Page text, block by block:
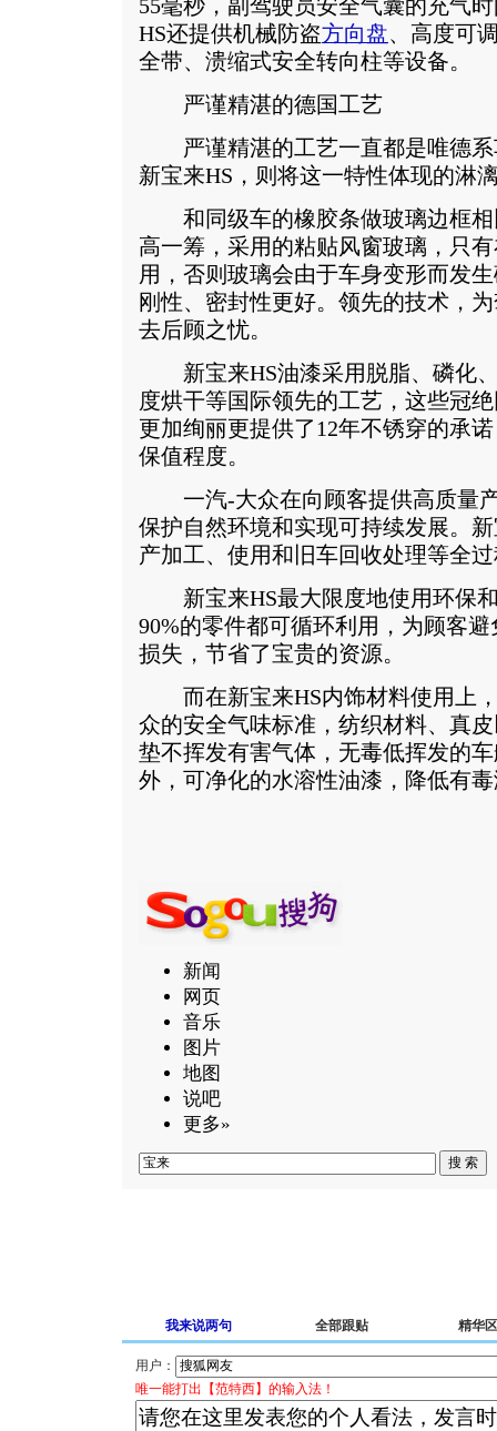
55毫秒，副驾驶员安全气囊的充气
HS还提供机械防盗方向盘、高度可
全带、溃缩式安全转向柱等设备。
严谨精湛的德国工艺
严谨精湛的工艺一直都是唯德系
新宝来HS，则将这一特性体现的淋
和同级车的橡胶条做玻璃边框相
高一筹，采用的粘贴风窗玻璃，只
用，否则玻璃会由于车身变形而发
刚性、密封性更好。领先的技术，
去后顾之忧。
新宝来HS油漆采用脱脂、磷化、
度烘干等国际领先的工艺，这些冠
更加绚丽更提供了12年不锈穿的承
保值程度。
一汽-大众在向顾客提供高质量
保护自然环境和实现可持续发展。
产加工、使用和旧车回收处理等全
新宝来HS最大限度地使用环保和
90%的零件都可循环利用，为顾客
损失，节省了宝贵的资源。
而在新宝来HS内饰材料使用上，
众的安全气味标准，纺织材料、真
垫不挥发有害气体，无毒低挥发的
外，可净化的水溶性油漆，降低有
新闻
网页
音乐
图片
地图
说吧
更多»
我来说两句 全部跟贴 精华区
用户：
唯一能打出【范特西】的输入法！